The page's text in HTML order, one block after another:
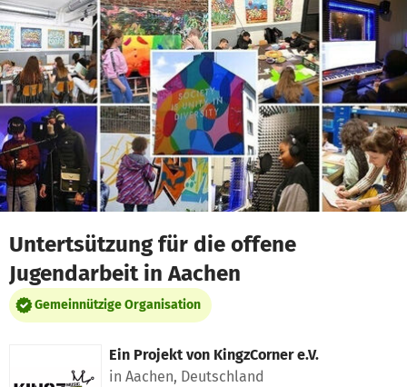
Zum Hauptinhalt springen
Erklärung zur Barrierefreiheit anzeigen
Untertsützung für die offene
Jugendarbeit in Aachen
Gemeinnützige Organisation
Ein Projekt von KingzCorner e.V.
in Aachen, Deutschland